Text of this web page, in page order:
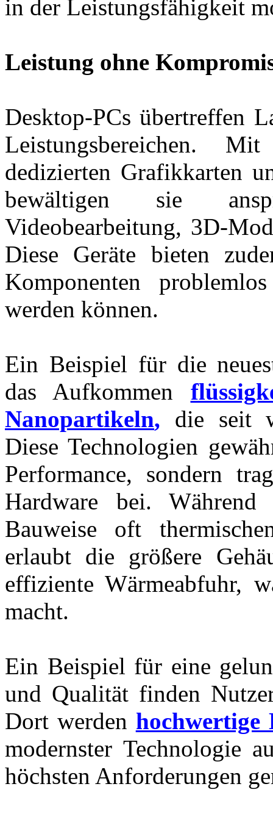
in der Leistungsfähigkeit
Leistung ohne
Desktop-PCs übertreffen
Leistungsbereichen. Mit
dedizierten Grafikkarten
bewältigen sie
Videobearbeitung, 3D-
Diese Geräte bieten
Komponenten
werden können.
Ein Beispiel für die
das Aufkommen
Nanopartikeln, die seit
Diese Technologien
Performance, sondern
Hardware bei.
Bauweise oft
erlaubt die größere
effiziente Wärmeabfuhr,
macht.
Ein Beispiel für eine
und Qualität finden
Dort werden hochwertige
modernster Technologie
höchsten Anforderungen